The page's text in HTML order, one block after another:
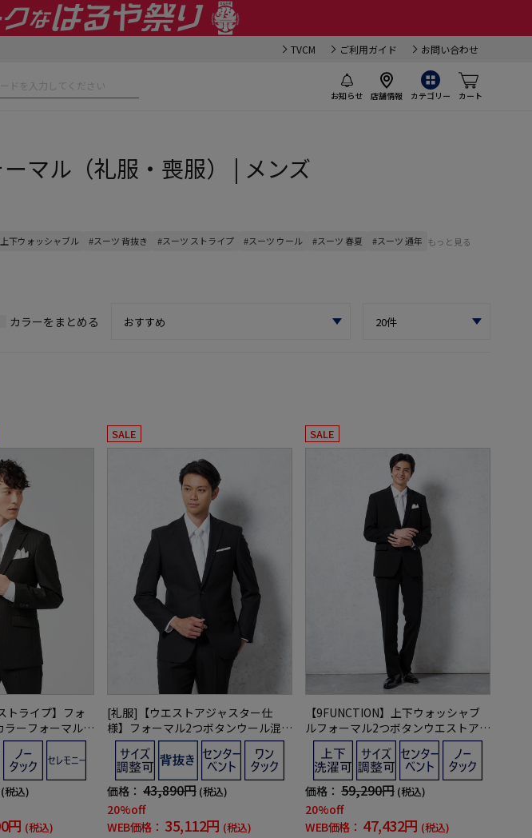
TVCM ご利用ガイド お問い合わせ
お知らせ 店舗情報 カテゴリー カート
マル（礼服・喪服） | メンズ
下ウォッシャブル #スーツ 背抜き #スーツ ストライプ #スーツ ウール #スーツ 春夏 #スーツ 通年 もっと見る
カラーをまとめる
トライプ】フォ
ーフォーマルY
セレモニー通年礼
(税込)
円 (税込)
SALE
[礼服]【ウエストアジャスター仕
様】フォーマル2つボタンウール混素
材ブラック無地nero通年礼服【スリ
ムデザイン】
価格： 43,890円 (税込)
20%off
WEB価格： 35,112円 (税込)
SALE
【9FUNCTION】上下ウォッシャブ
ルフォーマル2つボタンウエストアジ
ャスター仕様通年礼服【i-Formalア
イフォーマル】
価格： 59,290円 (税込)
20%off
WEB価格： 47,432円 (税込)